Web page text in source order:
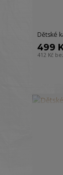
Dětské
499
412 Kč